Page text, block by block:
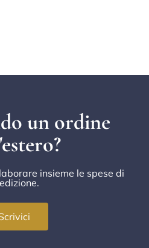
un ordine
insieme le spese di